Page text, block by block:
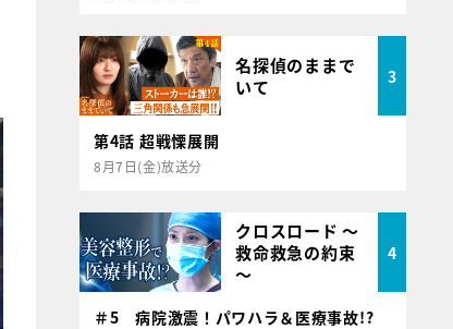
名探偵のままで
いて
3
第4話 超戦慄展開
8月7日(金)放送分
クロスロード ～
救命救急の約束
～
4
＃5 病院激震！パワハラ＆医療事故!?